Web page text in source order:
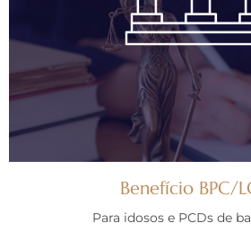
Benefício BPC/
Para idosos e PCDs de